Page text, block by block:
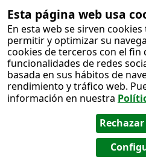
Esta página web usa
En esta web se sirven
permitir y optimizar su
cookies de terceros con el fin
funcionalidades de redes
basada en sus hábitos de
rendimiento y tráfico web.
información en nuestra